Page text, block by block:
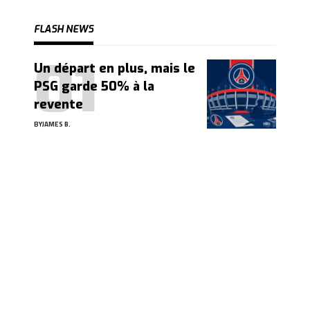
FLASH NEWS
Un départ en plus, mais le
PSG garde 50% à la
revente
BYJAMES B.